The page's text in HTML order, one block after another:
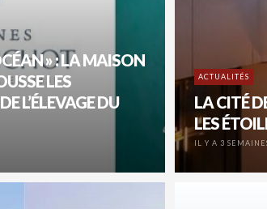
» : LA MAISON
LES
L’ÉLEVAGE DU
ACTUALITÉS
LA CITÉ
LES
IL Y A 3